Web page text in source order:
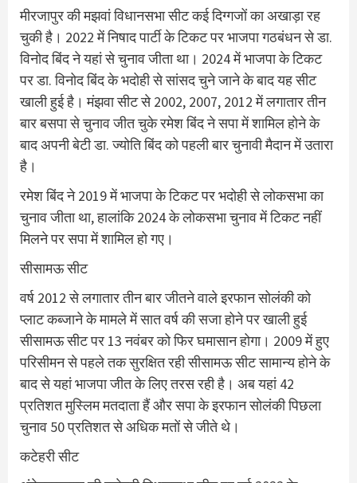
मीरजापुर की मझवां विधानसभा सीट कई दिग्गजों का अखाड़ा रह
चुकी है। 2022 में निषाद पार्टी के टिकट पर भाजपा गठबंधन से डा.
विनोद बिंद ने यहां से चुनाव जीता था। 2024 में भाजपा के टिकट
पर डा. विनोद बिंद के भदोही से सांसद चुने जाने के बाद यह सीट
खाली हुई है। मंझवा सीट से 2002, 2007, 2012 में लगातार तीन
बार बसपा से चुनाव जीत चुके रमेश बिंद ने सपा में शामिल होने के
बाद अपनी बेटी डा. ज्योति बिंद को पहली बार चुनावी मैदान में उतारा
है।
रमेश बिंद ने 2019 में भाजपा के टिकट पर भदोही से लोकसभा का
चुनाव जीता था, हालांकि 2024 के लोकसभा चुनाव में टिकट नहीं
मिलने पर सपा में शामिल हो गए।
सीसामऊ सीट
वर्ष 2012 से लगातार तीन बार जीतने वाले इरफान सोलंकी को
प्लाट कब्जाने के मामले में सात वर्ष की सजा होने पर खाली हुई
सीसामऊ सीट पर 13 नवंबर को फिर घमासान होगा। 2009 में हुए
परिसीमन से पहले तक सुरक्षित रही सीसामऊ सीट सामान्य होने के
बाद से यहां भाजपा जीत के लिए तरस रही है। अब यहां 42
प्रतिशत मुस्लिम मतदाता हैं और सपा के इरफान सोलंकी पिछला
चुनाव 50 प्रतिशत से अधिक मतों से जीते थे।
कटेहरी सीट